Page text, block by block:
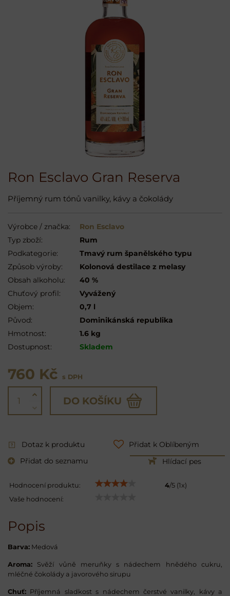
Ron Esclavo Gran Reserva
Příjemný rum tónů vanilky, kávy a čokolády
Výrobce / značka:
Ron Esclavo
Typ zboží:
Rum
Podkategorie:
Tmavý rum španělského typu
Způsob výroby:
Kolonová destilace z melasy
Obsah alkoholu:
40 %
Chuťový profil:
Vyvážený
Objem:
0,7 l
Původ:
Dominikánská republika
Hmotnost:
1.6 kg
Dostupnost:
Skladem
760 Kč s DPH
DO KOŠÍKU
Dotaz k produktu
Přidat k Oblíbeným
Přidat do seznamu
Hlídací pes
Hodnocení produktu: 4/5 (1 x)
Vaše hodnocení:
Popis
Barva: Medová
Aroma: Svěží vůně meruňky s nádechem hnědého cukru,
mléčné čokolády a javorového sirupu
Chuť: Příjemná sladkost s nádechem čerstvé vanilky, kávy a